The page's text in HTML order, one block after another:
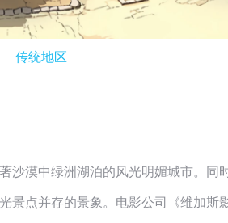
传统地区
沙漠中绿洲湖泊的风光明媚城市。同
景点并存的景象。电影公司《维加